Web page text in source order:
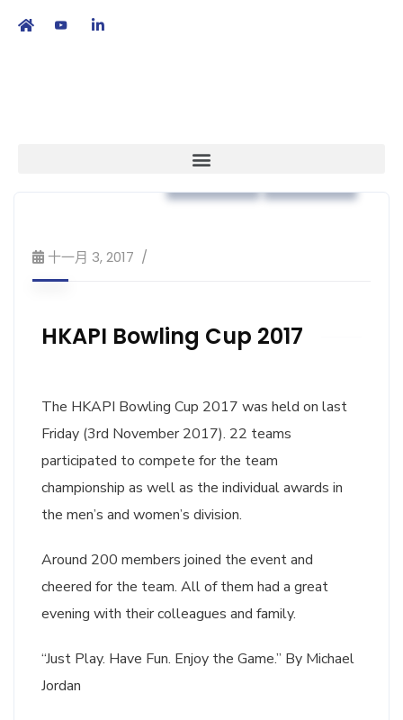
十一月 3, 2017
HKAPI Bowling Cup 2017
The HKAPI Bowling Cup 2017 was held on last
Friday (3rd November 2017). 22 teams
participated to compete for the team
championship as well as the individual awards in
the men’s and women’s division.
Around 200 members joined the event and
cheered for the team. All of them had a great
evening with their colleagues and family.
“Just Play. Have Fun. Enjoy the Game.” By Michael
Jordan